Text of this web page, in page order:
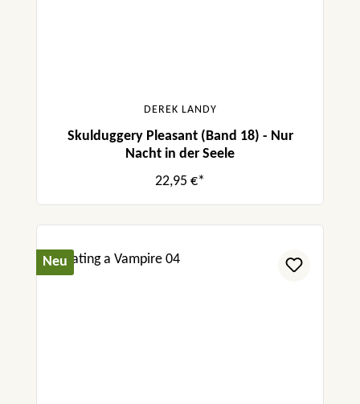
DEREK LANDY
Skulduggery Pleasant (Band 18) - Nur
Nacht in der Seele
22,95 €*
Neu